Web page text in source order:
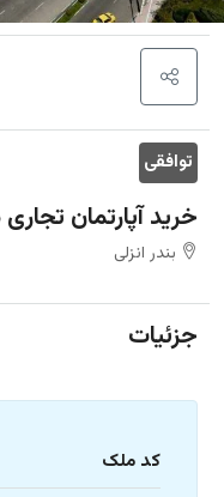
توافقی
خرید آپارتمان تجاری
بندر انزلی
جزئیات
کد ملک